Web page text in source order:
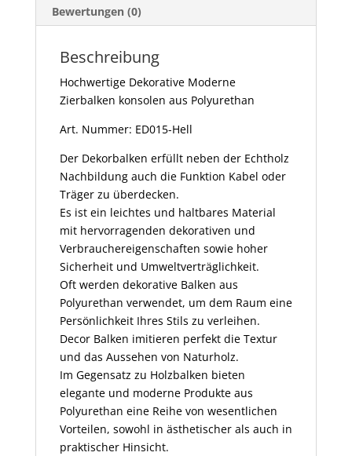
Bewertungen (0)
Beschreibung
Hochwertige Dekorative Moderne
Zierbalken konsolen aus Polyurethan
Art. Nummer: ED015-Hell
Der Dekorbalken erfüllt neben der Echtholz
Nachbildung auch die Funktion Kabel oder
Träger zu überdecken.
Es ist ein leichtes und haltbares Material
mit hervorragenden dekorativen und
Verbrauchereigenschaften sowie hoher
Sicherheit und Umweltverträglichkeit.
Oft werden dekorative Balken aus
Polyurethan verwendet, um dem Raum eine
Persönlichkeit Ihres Stils zu verleihen.
Decor Balken imitieren perfekt die Textur
und das Aussehen von Naturholz.
Im Gegensatz zu Holzbalken bieten
elegante und moderne Produkte aus
Polyurethan eine Reihe von wesentlichen
Vorteilen, sowohl in ästhetischer als auch in
praktischer Hinsicht.